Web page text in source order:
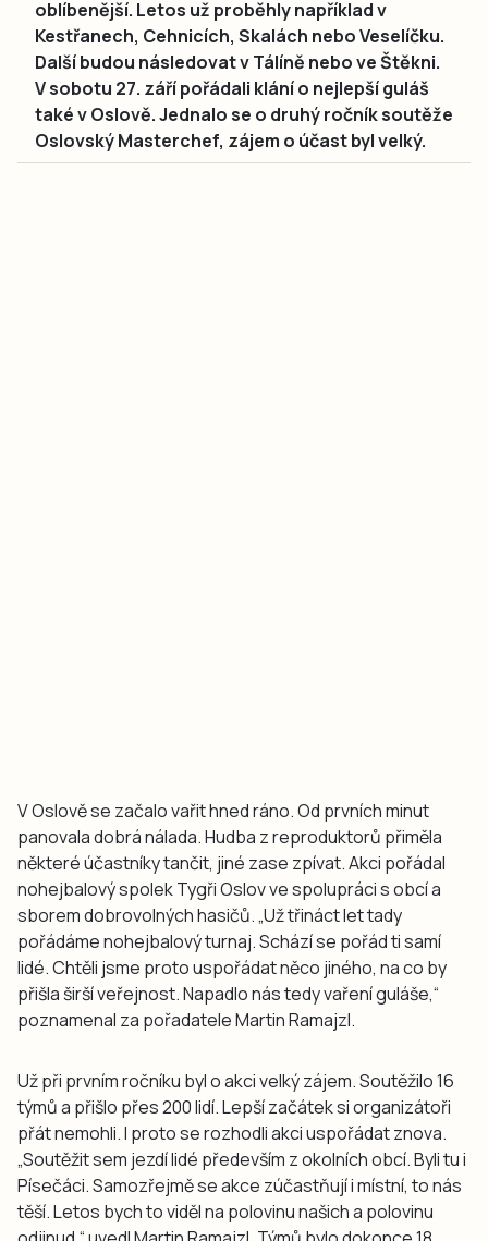
oblíbenější. Letos už proběhly například v
Kestřanech, Cehnicích, Skalách nebo Veselíčku.
Další budou následovat v Tálíně nebo ve Štěkni.
V sobotu 27. září pořádali klání o nejlepší guláš
také v Oslově. Jednalo se o druhý ročník soutěže
Oslovský Masterchef, zájem o účast byl velký.
V Oslově se začalo vařit hned ráno. Od prvních minut
panovala dobrá nálada. Hudba z reproduktorů přiměla
některé účastníky tančit, jiné zase zpívat. Akci pořádal
nohejbalový spolek Tygři Oslov ve spolupráci s obcí a
sborem dobrovolných hasičů. „Už třináct let tady
pořádáme nohejbalový turnaj. Schází se pořád ti samí
lidé. Chtěli jsme proto uspořádat něco jiného, na co by
přišla širší veřejnost. Napadlo nás tedy vaření guláše,“
poznamenal za pořadatele Martin Ramajzl.
Už při prvním ročníku byl o akci velký zájem. Soutěžilo 16
týmů a přišlo přes 200 lidí. Lepší začátek si organizátoři
přát nemohli. I proto se rozhodli akci uspořádat znova.
„Soutěžit sem jezdí lidé především z okolních obcí. Byli tu i
Písečáci. Samozřejmě se akce zúčastňují i místní, to nás
těší. Letos bych to viděl na polovinu našich a polovinu